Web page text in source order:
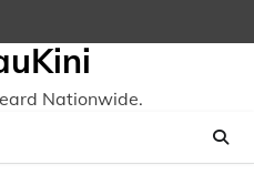
Nationwide.